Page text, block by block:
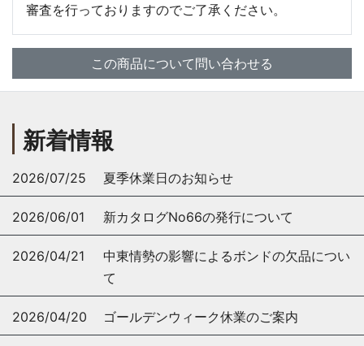
審査を行っておりますのでご了承ください。
この商品について問い合わせる
新着情報
2026/07/25 夏季休業日のお知らせ
2026/06/01 新カタログNo66の発行について
2026/04/21
中東情勢の影響によるボンドの欠品につい
て
2026/04/20 ゴールデンウィーク休業のご案内